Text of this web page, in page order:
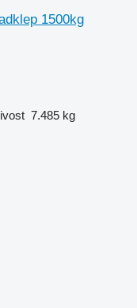
1500kg
7.485 kg